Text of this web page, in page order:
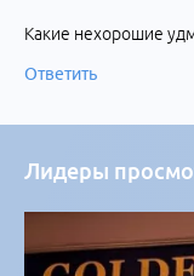
Какие нехорошие
Ответить
Лидеры